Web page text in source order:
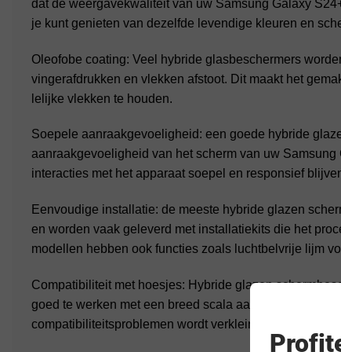
dat de weergavekwaliteit van uw Samsung Galaxy
je kunt genieten van dezelfde levendige kleuren en
Oleofobe coating: Veel hybride glasbeschermers
vingerafdrukken en vlekken afstoot. Dit maakt het
lelijke vlekken te houden.
Soepele aanraakgevoeligheid: een goede hybride
aanraakgevoeligheid van het scherm van uw
interacties met het apparaat soepel en responsief
Eenvoudige installatie: de meeste hybride glazen
en worden vaak geleverd met installatiekits die het
modellen hebben ook functies zoals luchtbelvrije lijm
Compatibiliteit met hoesjes: Hybride glazen
goed te werken met een breed scala aan Galaxy S24+
compatibiliteitsproblemen wordt verkleind.